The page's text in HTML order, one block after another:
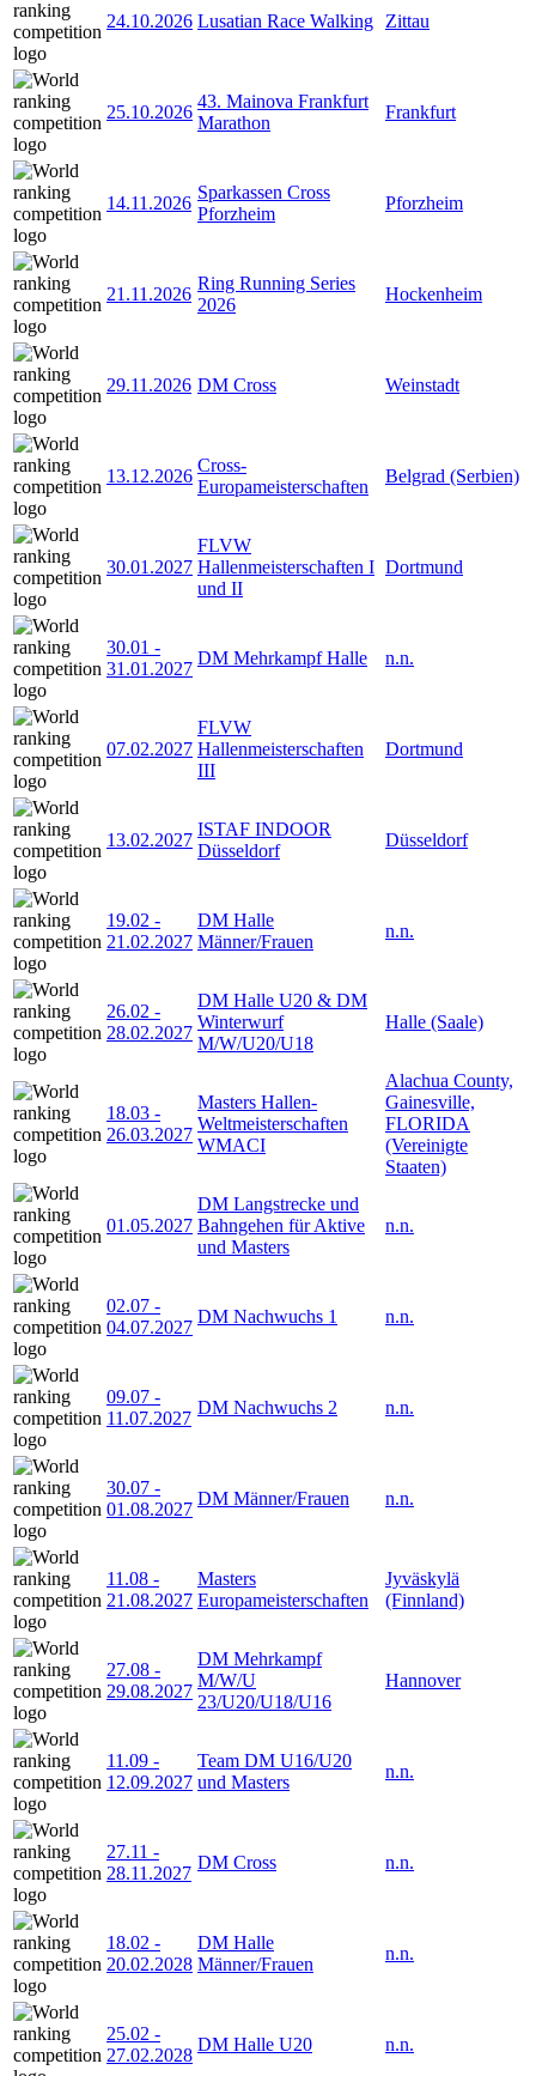
24.10.2026 Lusatian Race Walking Zittau
25.10.2026
43. Mainova Frankfurt
Marathon
Frankfurt
14.11.2026
Sparkassen Cross
Pforzheim
Pforzheim
21.11.2026
Ring Running Series
2026
Hockenheim
29.11.2026 DM Cross Weinstadt
13.12.2026
Cross-
Europameisterschaften
Belgrad (Serbien)
30.01.2027
FLVW
Hallenmeisterschaften I
und II
Dortmund
30.01 -
31.01.2027
DM Mehrkampf Halle n.n.
07.02.2027
FLVW
Hallenmeisterschaften
III
Dortmund
13.02.2027
ISTAF INDOOR
Düsseldorf
Düsseldorf
19.02 -
21.02.2027
DM Halle
Männer/Frauen
n.n.
26.02 -
28.02.2027
DM Halle U20 & DM
Winterwurf
M/W/U20/U18
Halle (Saale)
18.03 -
26.03.2027
Masters Hallen-
Weltmeisterschaften
WMACI
Alachua County,
Gainesville,
FLORIDA
(Vereinigte
Staaten)
01.05.2027
DM Langstrecke und
Bahngehen für Aktive
und Masters
n.n.
02.07 -
04.07.2027
DM Nachwuchs 1 n.n.
09.07 -
11.07.2027
DM Nachwuchs 2 n.n.
30.07 -
01.08.2027
DM Männer/Frauen n.n.
11.08 -
21.08.2027
Masters
Europameisterschaften
Jyväskylä
(Finnland)
27.08 -
29.08.2027
DM Mehrkampf
M/W/U
23/U20/U18/U16
Hannover
11.09 -
12.09.2027
Team DM U16/U20
und Masters
n.n.
27.11 -
28.11.2027
DM Cross n.n.
18.02 -
20.02.2028
DM Halle
Männer/Frauen
n.n.
25.02 -
27.02.2028
DM Halle U20 n.n.